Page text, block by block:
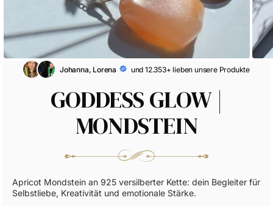
Johanna, Lorena und 12.353+ lieben unsere Produkte
GODDESS GLOW |
MONDSTEIN
Apricot Mondstein an 925 versilberter Kette: dein Begleiter für
Selbstliebe, Kreativität und emotionale Stärke.